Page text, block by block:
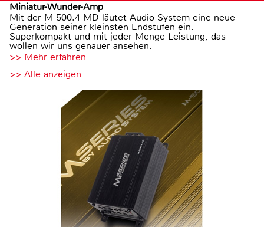
Miniatur-Wunder-Amp
Mit der M-500.4 MD läutet Audio System eine neue
Generation seiner kleinsten Endstufen ein.
Superkompakt und mit jeder Menge Leistung, das
wollen wir uns genauer ansehen.
>> Mehr erfahren
>> Alle anzeigen